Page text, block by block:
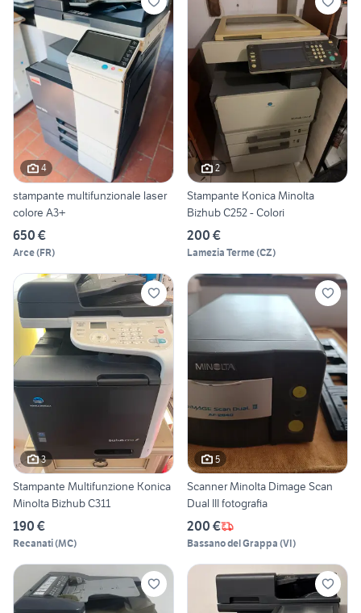
4
stampante multifunzionale laser
colore A3+
650 €
Arce(FR)
2
Stampante Konica Minolta
Bizhub C252 - Colori
200 €
Lamezia Terme(CZ)
3
Stampante Multifunzione Konica
Minolta Bizhub C311
190 €
Recanati(MC)
5
Scanner Minolta Dimage Scan
Dual III fotografia
200 €
Bassano del Grappa (VI)